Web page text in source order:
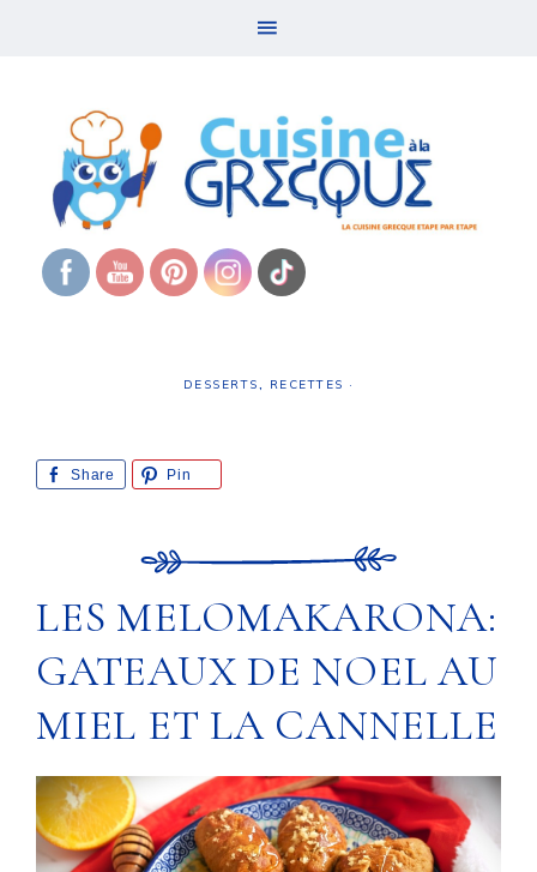
DESSERTS, RECETTES ·
Share Pin
LES MELOMAKARONA:
GATEAUX DE NOEL AU
MIEL ET LA CANNELLE